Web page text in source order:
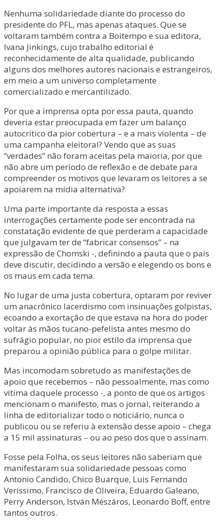
Nenhuma solidariedade diante do processo do
presidente do PFL, mas apenas ataques. Que se
voltaram também contra a Boitempo e sua editora,
Ivana Jinkings, cujo trabalho editorial é
reconhecidamente de alta qualidade, publicando
alguns dos melhores autores nacionais e estrangeiros,
em meio a um universo completamente
comercializado e mercantilizado.
Por que a imprensa opta por essa pauta, quando
deveria estar preocupada em fazer um balanço
autocrítico da pior cobertura – e a mais violenta – de
uma campanha eleitoral? Vendo que as suas
“verdades” não foram aceitas pela maioria, por que
não abre um período de reflexão e de debate para
compreender os motivos que levaram os leitores a se
apoiarem na mídia alternativa?
Uma parte importante da resposta a essas
interrogações certamente pode ser encontrada na
constatação evidente de que perderam a capacidade
que julgavam ter de “fabricar consensos” – na
expressão de Chomski -, definindo a pauta que o país
deve discutir, decidindo a versão e elegendo os bons e
os maus em cada tema.
No lugar de uma justa cobertura, optaram por reviver
um anacrônico lacerdismo com insinuações golpistas,
ecoando a exortação de que estava na hora do poder
voltar às mãos tucano-pefelista antes mesmo do
sufrágio popular, no pior estilo da imprensa que
preparou a opinião pública para o golpe militar.
Mas incomodam sobretudo as manifestações de
apoio que recebemos – não pessoalmente, mas como
vítima daquele processo -, a ponto de que os artigos
mencionam o manifesto, mas o jornal, reiterando a
linha de editorializar todo o noticiário, nunca o
publicou ou se referiu à extensão desse apoio – chega
a 15 mil assinaturas – ou ao peso dos que o assinam.
Fosse pela Folha, os seus leitores não saberiam que
manifestaram sua solidariedade pessoas como
Antonio Candido, Chico Buarque, Luis Fernando
Veríssimo, Francisco de Oliveira, Eduardo Galeano,
Perry Anderson, István Mészáros, Leonardo Boff, entre
tantos outros.